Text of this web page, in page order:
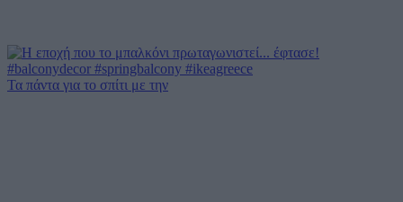
Τα πάντα για το σπίτι με την